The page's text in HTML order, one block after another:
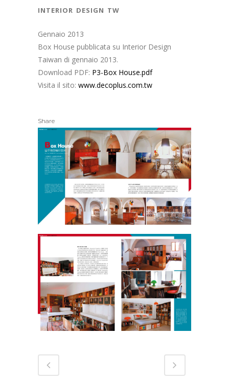
interior design tw
Gennaio 2013
Box House pubblicata su Interior Design
Taiwan di gennaio 2013.
Download PDF: P3-Box House.pdf
Visita il sito: www.decoplus.com.tw
Share